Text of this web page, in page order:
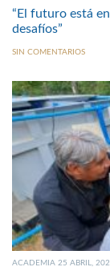
“El futuro está
desafíos”
SIN COMENTARIOS
ACADEMIA 25 ABRIL,